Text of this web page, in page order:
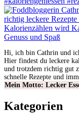
Hi, ich bin Cathrin und
Hier findest du leckere
und trotzdem richtig gut
schnelle Rezepte und
Mein Motto: Lecker
Kategorien